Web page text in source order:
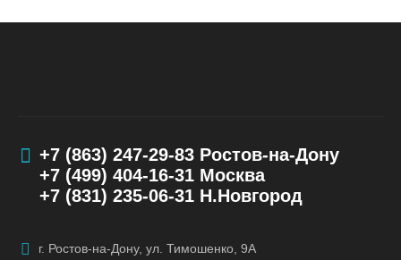
+7 (863) 247-29-83Ростов-на-Дону
+7 (499) 404-16-31Москва
+7 (831) 235-06-31Н.Новгород
г. Ростов-на-Дону, ул. Тимошенко, 9А